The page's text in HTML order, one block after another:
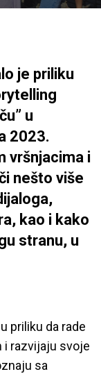
je priliku
u
2023.
vršnjacima i
nešto više
kao i kako
stranu, u
priliku da rade
i razvijaju svoje
sa